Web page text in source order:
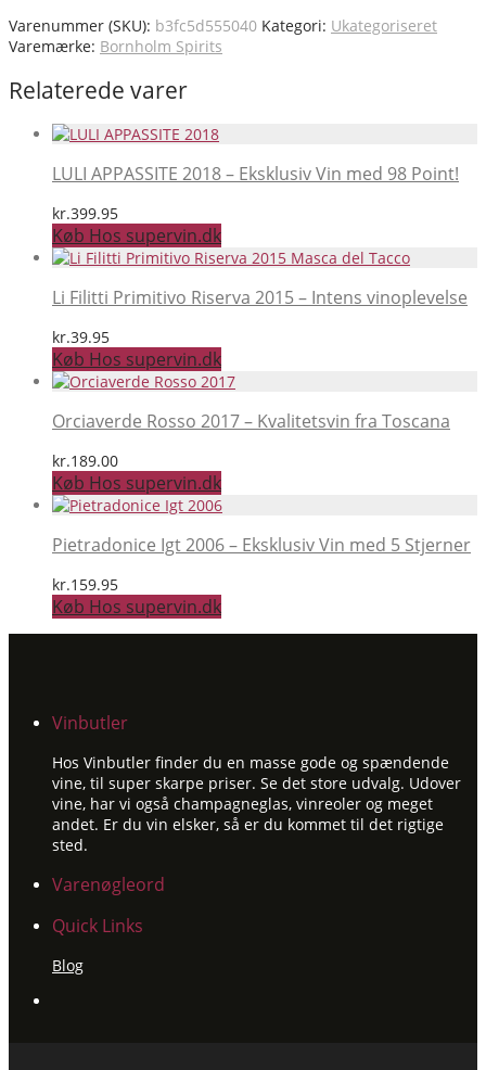
Varenummer (SKU): b3fc5d555040 Kategori: Ukategoriseret
Varemærke: Bornholm Spirits
Relaterede varer
LULI APPASSITE 2018 – Eksklusiv Vin med 98 Point!
kr.399.95
Køb Hos supervin.dk
Li Filitti Primitivo Riserva 2015 – Intens vinoplevelse
kr.39.95
Køb Hos supervin.dk
Orciaverde Rosso 2017 – Kvalitetsvin fra Toscana
kr.189.00
Køb Hos supervin.dk
Pietradonice Igt 2006 – Eksklusiv Vin med 5 Stjerner
kr.159.95
Køb Hos supervin.dk
Vinbutler
Hos Vinbutler finder du en masse gode og spændende
vine, til super skarpe priser. Se det store udvalg. Udover
vine, har vi også champagneglas, vinreoler og meget
andet. Er du vin elsker, så er du kommet til det rigtige
sted.
Varenøgleord
Quick Links
Blog